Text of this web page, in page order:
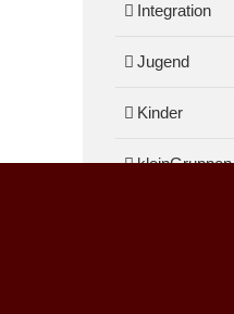
Integration
Jugend
Kinder
kleinGruppen